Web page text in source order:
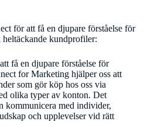
för att få en djupare förståelse för
heltäckande kundprofiler:
få en djupare förståelse för
for Marketing hjälper oss att
som gör köp hos oss via
olika typer av konton. Det
kommunicera med individer,
och upplevelser vid rätt